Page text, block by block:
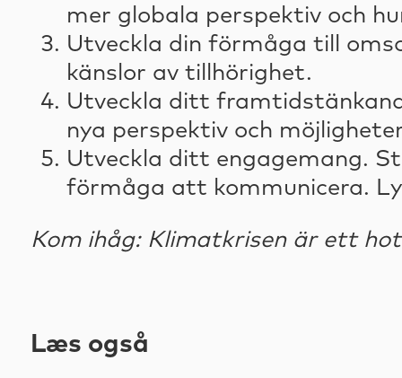
mer globala perspektiv och
Utveckla din förmåga till
känslor av tillhörighet.
Utveckla ditt
nya perspektiv och
Utveckla ditt engagemang.
förmåga att kommunicera.
Kom ihåg: Klimatkrisen är ett
Læs også